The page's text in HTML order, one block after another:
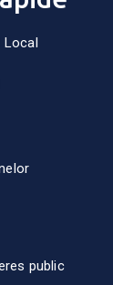
Local
public